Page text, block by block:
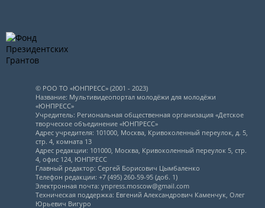
© РОО ТО «ЮНПРЕСС» (2001 - 2023)
Название: Мультивидеопортал молодёжи для молодёжи
«ЮНПРЕСС»
Учредитель: Региональная общественная организация «Детское
творческое объединение «ЮНПРЕСС»
Адрес учредителя: 101000, Москва, Кривоколенный переулок, д. 5,
стр. 4, комната 13
Адрес редакции: 101000, Москва, Кривоколенный переулок 5, стр.
4, офис 124, ЮНПРЕСС
Главный редактор: Сергей Борисович Цымбаленко
Телефон редакции: +7 (495) 260-59-95 (доб. 1)
Электронная почта: ynpress.moscow@gmail.com
Техническая поддержка: Евгений Александрович Каменчук, Олег
Юрьевич Вигуро